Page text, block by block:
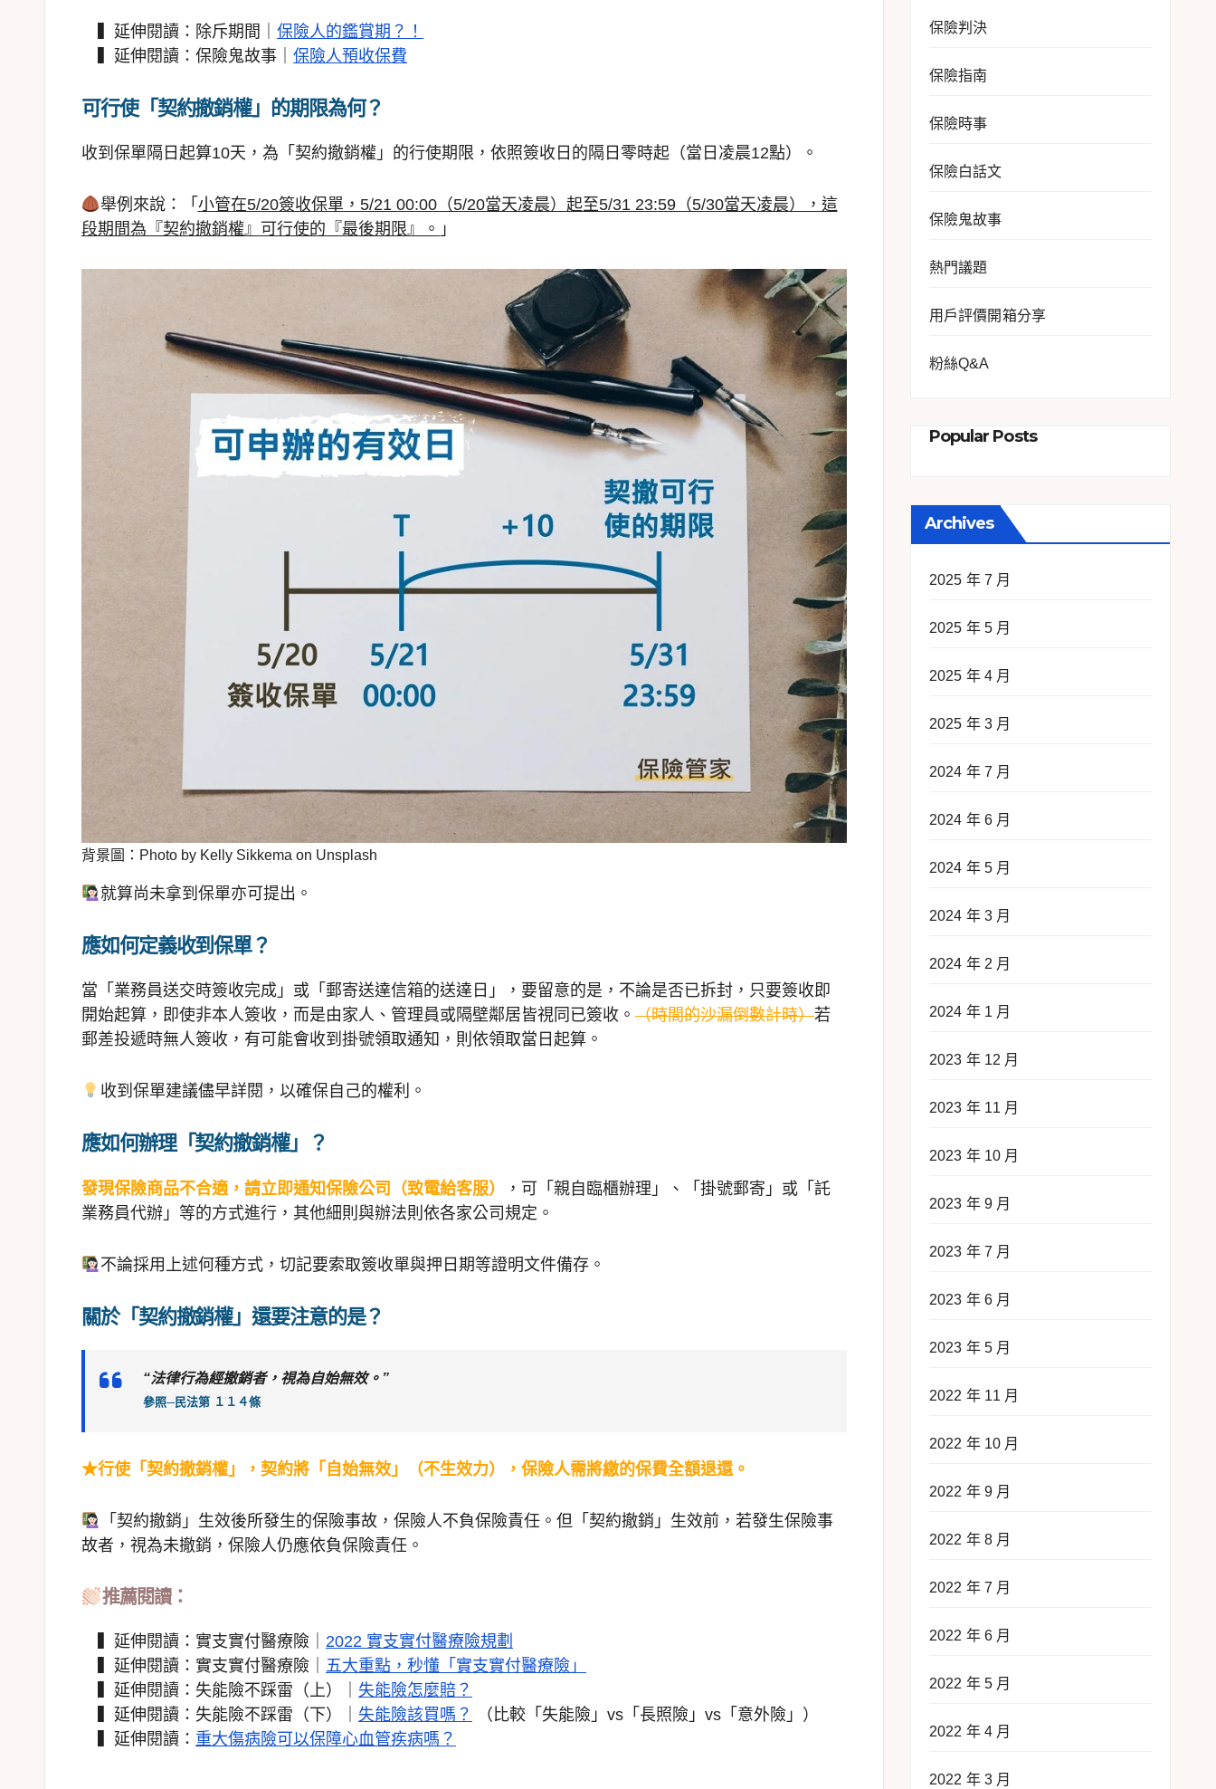
▍延伸閱讀：除斥期間｜ 保險人的鑑賞期？！
▍延伸閱讀：保險鬼故事｜ 保險人預收保費
可行使「契約撤銷權」的期限為何？
收到保單隔日起算10天，為「契約撤銷權」的行使期限，依照簽收日的隔日零時起（當日凌晨12點）。
舉例來說：「 小管在5/20簽收保單，5/21 00:00（5/20當天凌晨）起至5/31 23:59（5/30當天凌晨），這
段期間為『契約撤銷權』可行使的『最後期限』。 」
背景圖：Photo by Kelly Sikkema on Unsplash
就算尚未拿到保單亦可提出。
應如何定義收到保單？
當「業務員送交時簽收完成」或「郵寄送達信箱的送達日」，要留意的是，不論是否已拆封，只要簽收即
開始起算，即使非本人簽收，而是由家人、管理員或隔壁鄰居皆視同已簽收。 （時間的沙漏倒數計時）若
郵差投遞時無人簽收，有可能會收到掛號領取通知，則依領取當日起算。
收到保單建議儘早詳閱，以確保自己的權利。
應如何辦理「契約撤銷權」？
發現保險商品不合適，請立即通知保險公司（致電給客服）
，可「親自臨櫃辦理」、「掛號郵寄」或「託
業務員代辦」等的方式進行，其他細則與辦法則依各家公司規定。
不論採用上述何種方式，切記要索取簽收單與押日期等證明文件備存。
關於「契約撤銷權」還要注意的是？
“法律行為經撤銷者，視為自始無效。”
參照─民法第 １１４條
★行使「契約撤銷權」，契約將「自始無效」（不生效力），保險人需將繳的保費全額退還。
「契約撤銷」生效後所發生的保險事故，保險人不負保險責任。但「契約撤銷」生效前，若發生保險事
故者，視為未撤銷，保險人仍應依負保險責任。
推薦閱讀：
▍延伸閱讀：實支實付醫療險｜ 2022 實支實付醫療險規劃
▍延伸閱讀：實支實付醫療險｜ 五大重點，秒懂「實支實付醫療險」
▍延伸閱讀：失能險不踩雷（上）｜ 失能險怎麼賠？
▍延伸閱讀：失能險不踩雷（下）｜ 失能險該買嗎？
（比較「失能險」vs「長照險」vs「意外險」）
▍延伸閱讀： 重大傷病險可以保障心血管疾病嗎？
保險判決
保險指南
保險時事
保險白話文
保險鬼故事
熱門議題
用戶評價開箱分享
粉絲Q&A
Popular Posts
Archives
2025 年 7 月
2025 年 5 月
2025 年 4 月
2025 年 3 月
2024 年 7 月
2024 年 6 月
2024 年 5 月
2024 年 3 月
2024 年 2 月
2024 年 1 月
2023 年 12 月
2023 年 11 月
2023 年 10 月
2023 年 9 月
2023 年 7 月
2023 年 6 月
2023 年 5 月
2022 年 11 月
2022 年 10 月
2022 年 9 月
2022 年 8 月
2022 年 7 月
2022 年 6 月
2022 年 5 月
2022 年 4 月
2022 年 3 月